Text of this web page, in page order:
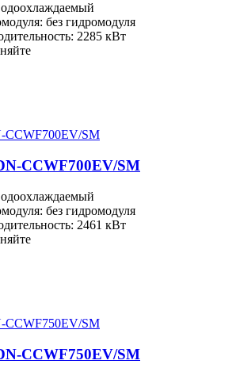
без гидромодуля
2285 кВт
CCWF700EV/SM
без гидромодуля
2461 кВт
CCWF750EV/SM